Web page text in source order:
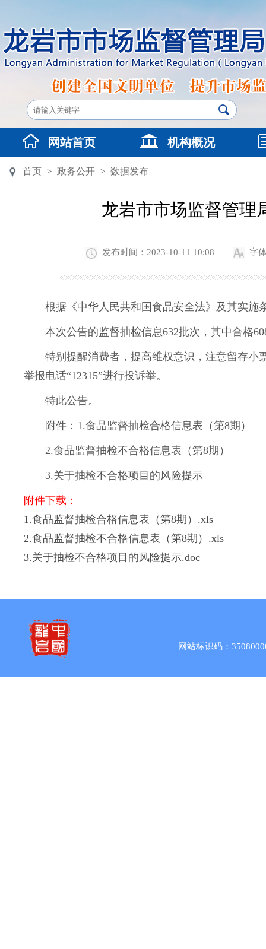
网站首页 机构概况
首页 > 政务公开 > 数据发布
龙岩市市场监督管理
发布时间：2023-10-11 10:08 字
根据《中华人民共和国食品安全法》及其实施
本次公告的监督抽检信息632批次，其中合格
特别提醒消费者，提高维权意识，注意留存小
举报电话“12315”进行投诉举。
特此公告。
附件：1.食品监督抽检合格信息表（第8期）
2.食品监督抽检不合格信息表（第8期）
3.关于抽检不合格项目的风险提示
附件下载：
1.食品监督抽检合格信息表（第8期）.xls
2.食品监督抽检不合格信息表（第8期）.xls
3.关于抽检不合格项目的风险提示.doc
网站标识码：